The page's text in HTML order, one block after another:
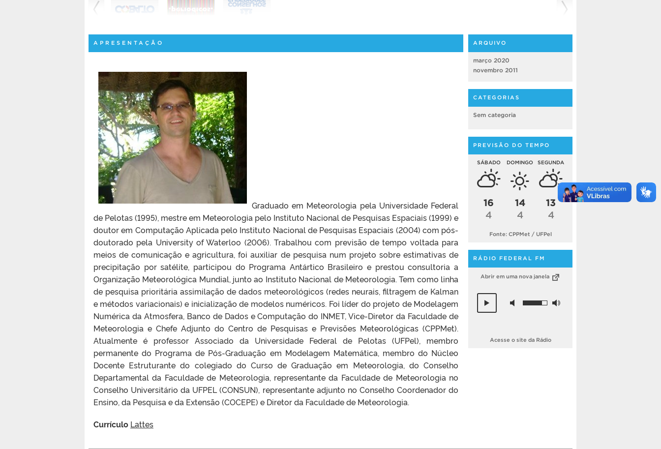
APRESENTAÇÃO
Graduado em Meteorologia pela Universidade Federal
de Pelotas (1995), mestre em Meteorologia pelo Instituto Nacional de Pesquisas Espaciais (1999) e
doutor em Computação Aplicada pelo Instituto Nacional de Pesquisas Espaciais (2004) com pós-
doutorado pela University of Waterloo (2006). Trabalhou com previsão de tempo voltada para
meios de comunicação e agricultura, foi auxiliar de pesquisa num projeto sobre estimativas de
precipitação por satélite, participou do Programa Antártico Brasileiro e prestou consultoria a
Organização Meteorológica Mundial, junto ao Instituto Nacional de Meteorologia. Tem como linha
de pesquisa prioritária assimilação de dados meteorológicos (redes neurais, filtragem de Kalman
e métodos variacionais) e inicialização de modelos numéricos. Foi líder do projeto de Modelagem
Numérica da Atmosfera, Banco de Dados e Computação do INMET, Vice-Diretor da Faculdade de
Meteorologia e Chefe Adjunto do Centro de Pesquisas e Previsões Meteorológicas (CPPMet).
Atualmente é professor Associado da Universidade Federal de Pelotas (UFPel), membro
permanente do Programa de Pós-Graduação em Modelagem Matemática, membro do Núcleo
Docente Estruturante do colegiado do Curso de Graduação em Meteorologia, do Conselho
Departamental da Faculdade de Meteorologia, representante da Faculdade de Meteorologia no
Conselho Universitário da UFPEL (CONSUN), representante adjunto no Conselho Coordenador do
Ensino, da Pesquisa e da Extensão (COCEPE) e Diretor da Faculdade de Meteorologia.
Currículo Lattes
ARQUIVO
março 2020
novembro 2011
CATEGORIAS
Sem categoria
PREVISÃO DO TEMPO
SÁBADO
16
4
DOMINGO
14
4
SEGUNDA
13
4
Fonte: CPPMet / UFPel
RÁDIO FEDERAL FM
Abrir em uma nova janela
Acesse o site da Rádio